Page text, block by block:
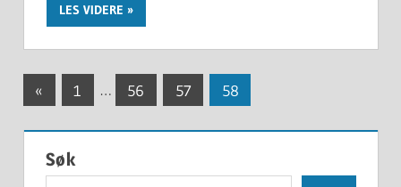
LES VIDERE
Innleggnavigasjon
« Previous
1 … 56 57 58
Søk